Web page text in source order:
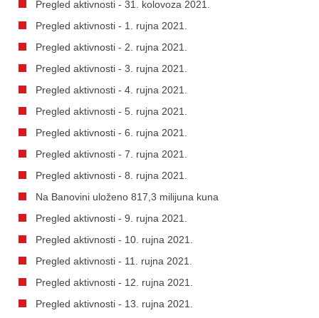
Pregled aktivnosti - 31. kolovoza 2021.
Pregled aktivnosti - 1. rujna 2021.
Pregled aktivnosti - 2. rujna 2021.
Pregled aktivnosti - 3. rujna 2021.
Pregled aktivnosti - 4. rujna 2021.
Pregled aktivnosti - 5. rujna 2021.
Pregled aktivnosti - 6. rujna 2021.
Pregled aktivnosti - 7. rujna 2021.
Pregled aktivnosti - 8. rujna 2021.
Na Banovini uloženo 817,3 milijuna kuna
Pregled aktivnosti - 9. rujna 2021.
Pregled aktivnosti - 10. rujna 2021.
Pregled aktivnosti - 11. rujna 2021.
Pregled aktivnosti - 12. rujna 2021.
Pregled aktivnosti - 13. rujna 2021.